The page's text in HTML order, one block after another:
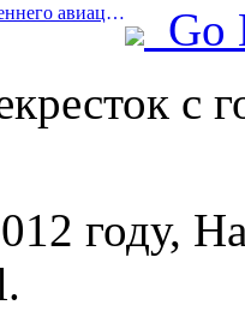
Prev:С началом летнего и осеннего авиационного сезона в трех аэропортах острова Хайнань появилось 41 новое направление.
Go
с
году,